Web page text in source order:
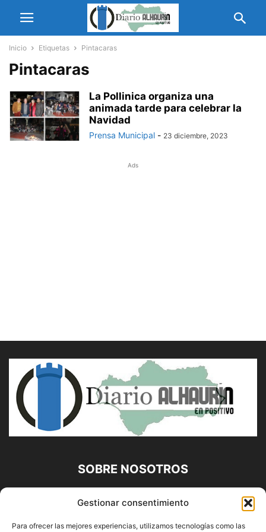
Gestionar consentimiento
Para ofrecer las mejores experiencias, utilizamos tecnologías como las
Inicio Etiquetas Pintacaras
Pintacaras
La Pollinica organiza una
animada tarde para celebrar la
Navidad
Prensa Municipal - 23 diciembre, 2023
Ads
SOBRE NOSOTROS
Diario Alhaurín (www.alhaurindelatorre.com) Propiedad de
Francisco E. López López | 639 95 71 95 | Noticias de
Alhaurín de la Torre, Málaga y Provincia|